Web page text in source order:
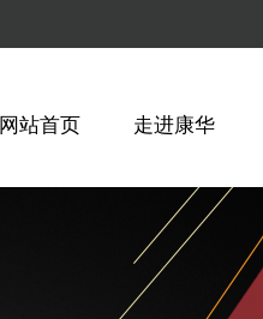
网站首页 走进康华